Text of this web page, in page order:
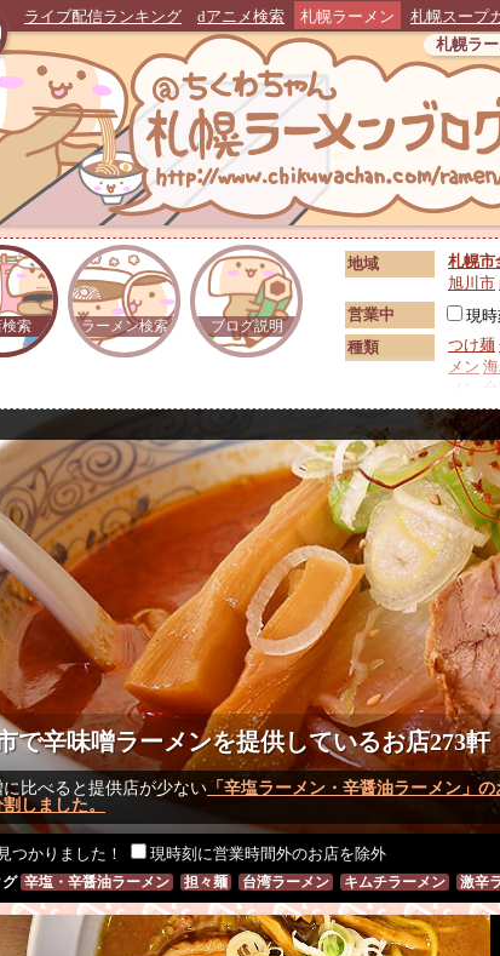
ライブ配信ランキング dアニメ検索 札幌ラーメン
札幌スープ
札幌ラ
索 ラーメン検索 ブログ説明
地域 札幌市
旭川市
営業中
現
種類
つけ麺
メン
メン
メン
トッピング
カツラ
シュー
スープ
鶏スー
ラーメ
系統
札幌味
ン
メニュー
チャー
食メ
お得
ワンコ
ーポン
製麺会社
自家製
幌製麺
サービス
半麺割
業 早
プ
イベント
東区ア
の道札
集合施設
フード
決済方法
Credit
auPAY
で辛味噌ラーメンを提供しているお店273軒
比べると提供店が少ない 「辛塩ラーメン・辛醤油ラーメン」
しました。
つかりました！ 現時刻に営業時間外のお店を除外
グ 辛塩・辛醤油ラーメン 担々麺 台湾ラーメン キムチラーメン 激辛